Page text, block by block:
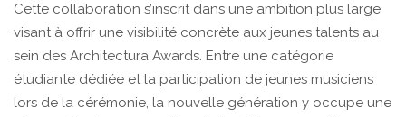
Cette collaboration s’inscrit dans une ambition plus large
visant à offrir une visibilité concrète aux jeunes talents au
sein des Architectura Awards. Entre une catégorie
étudiante dédiée et la participation de jeunes musiciens
lors de la cérémonie, la nouvelle génération y occupe une